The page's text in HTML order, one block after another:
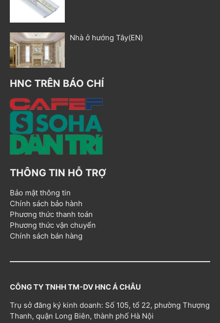
Nhà ở hướng Tây(EN)
HNC TRÊN BÁO CHÍ
THÔNG TIN HỖ TRỢ
Bảo mật thông tin
Chính sách bảo hành
Phương thức thanh toán
Phương thức vận chuyển
Chính sách bán hàng
CÔNG TY TNHH TM-DV HNC Á CHÂU
Trụ sở đăng ký kinh doanh: Số 105, tổ 22, phường Thượng
Thanh, quận Long Biên, thành phố Hà Nội